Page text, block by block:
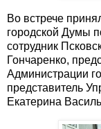
Во встрече
городской Думы
сотрудник
Гончаренко,
Администрации
представитель
Екатерина